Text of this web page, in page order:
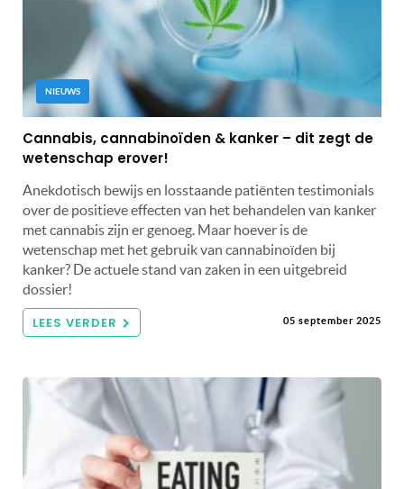
NIEUWS
Cannabis, cannabinoïden & kanker – dit zegt de
wetenschap erover!
Anekdotisch bewijs en losstaande patiënten testimonials
over de positieve effecten van het behandelen van kanker
met cannabis zijn er genoeg. Maar hoever is de
wetenschap met het gebruik van cannabinoïden bij
kanker? De actuele stand van zaken in een uitgebreid
dossier!
LEES VERDER 05 september 2025